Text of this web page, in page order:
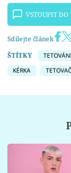
VSTOUPIT DO
Sdílejte článek
ŠTÍTKY
KÉRKA